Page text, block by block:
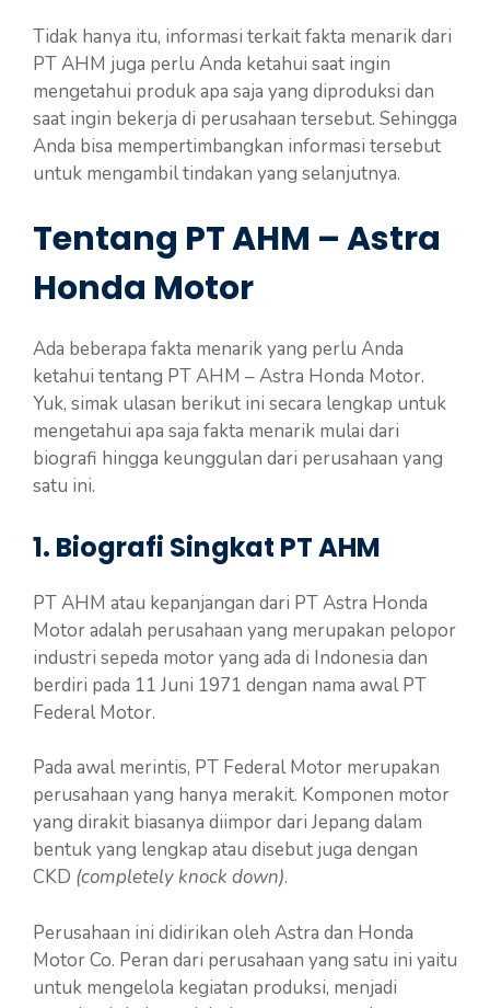
Tidak hanya itu, informasi terkait fakta menarik dari
PT AHM juga perlu Anda ketahui saat ingin
mengetahui produk apa saja yang diproduksi dan
saat ingin bekerja di perusahaan tersebut. Sehingga
Anda bisa mempertimbangkan informasi tersebut
untuk mengambil tindakan yang selanjutnya.
Tentang PT AHM – Astra
Honda Motor
Ada beberapa fakta menarik yang perlu Anda
ketahui tentang PT AHM – Astra Honda Motor.
Yuk, simak ulasan berikut ini secara lengkap untuk
mengetahui apa saja fakta menarik mulai dari
biografi hingga keunggulan dari perusahaan yang
satu ini.
1. Biografi Singkat PT AHM
PT AHM atau kepanjangan dari PT Astra Honda
Motor adalah perusahaan yang merupakan pelopor
industri sepeda motor yang ada di Indonesia dan
berdiri pada 11 Juni 1971 dengan nama awal PT
Federal Motor.
Pada awal merintis, PT Federal Motor merupakan
perusahaan yang hanya merakit. Komponen motor
yang dirakit biasanya diimpor dari Jepang dalam
bentuk yang lengkap atau disebut juga dengan
CKD (completely knock down).
Perusahaan ini didirikan oleh Astra dan Honda
Motor Co. Peran dari perusahaan yang satu ini yaitu
untuk mengelola kegiatan produksi, menjadi